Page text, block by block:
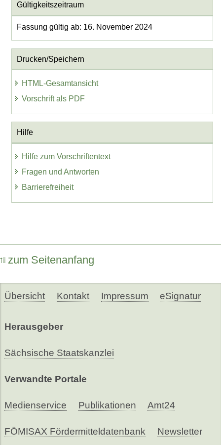
Gültigkeitszeitraum
Fassung gültig ab: 16. November 2024
Drucken/Speichern
HTML-Gesamtansicht
Vorschrift als PDF
Hilfe
Hilfe zum Vorschriftentext
Fragen und Antworten
Barrierefreiheit
zum Seitenanfang
Übersicht Kontakt Impressum eSignatur
Herausgeber
Sächsische Staatskanzlei
Verwandte Portale
Medienservice Publikationen Amt24
FÖMISAX Fördermitteldatenbank Newsletter